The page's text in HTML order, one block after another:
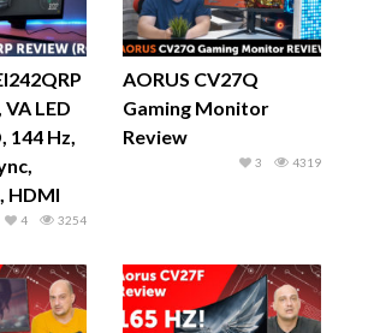
LED
144 Hz,
HDMI
3254
4
AORUS CV27Q
Gaming Monitor
Review
4319
3